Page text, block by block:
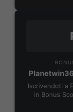
Iscrivendoti a
in Bonus